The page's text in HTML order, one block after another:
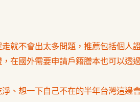
就不會出太多問題，推薦包括個人
在國外需要申請戶籍謄本也可以透
、想一下自己不在的半年台灣這邊